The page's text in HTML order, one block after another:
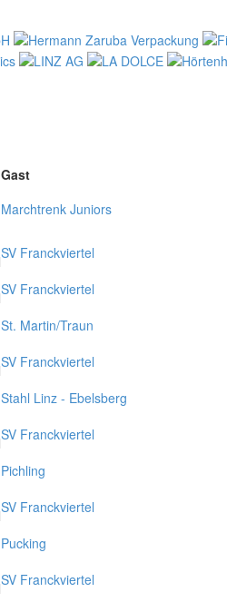
Gast
Marchtrenk Juniors
SV Franckviertel
SV Franckviertel
St. Martin/Traun
SV Franckviertel
Stahl Linz - Ebelsberg
SV Franckviertel
Pichling
SV Franckviertel
Pucking
SV Franckviertel